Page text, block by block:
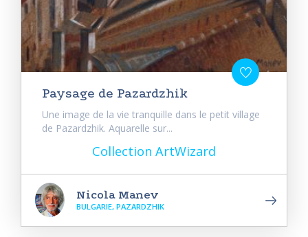
Paysage de Pazardzhik
Une image de la vie tranquille dans le petit village
de Pazardzhik. Aquarelle sur...
Collection ArtWizard
Nicola Manev
BULGARIE, PAZARDZHIK